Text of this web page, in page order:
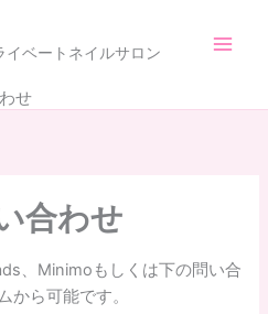
イベートネイルサロン
せ
合わせ
、Minimoもしくは下の問い合
から可能です。